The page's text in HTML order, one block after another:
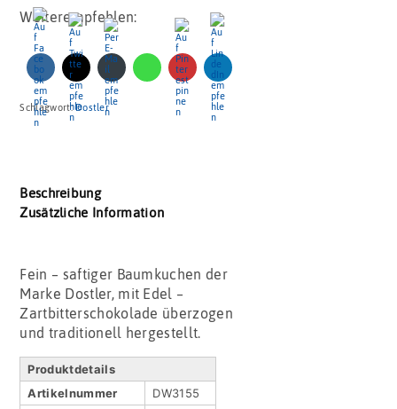
Weiterempfehlen:
Schlagwort:Dostler
Beschreibung
Zusätzliche Information
Fein – saftiger Baumkuchen der
Marke Dostler, mit Edel –
Zartbitterschokolade überzogen
und traditionell hergestellt.
Produktdetails
Artikel­nummer
DW3155